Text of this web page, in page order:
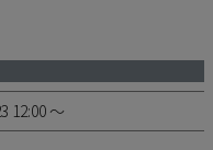
12:00 〜